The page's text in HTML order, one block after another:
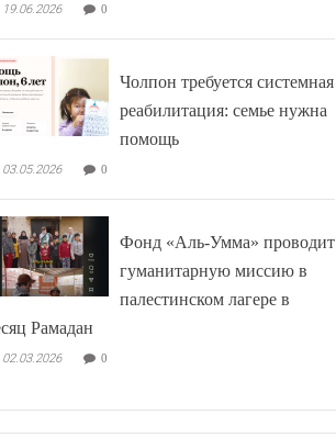
19.06.2026 0
Чолпон требуется системная
реабилитация: семье нужна
помощь
03.05.2026 0
Фонд «Аль-Умма» проводит
гуманитарную миссию в
палестинском лагере в
Рамадан
02.03.2026 0